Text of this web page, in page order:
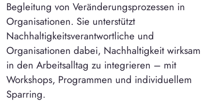
Begleitung von Veränderungsprozessen in
Organisationen. Sie unterstützt
Nachhaltigkeitsverantwortliche und
Organisationen dabei, Nachhaltigkeit wirksam
in den Arbeitsalltag zu integrieren – mit
Workshops, Programmen und individuellem
Sparring.